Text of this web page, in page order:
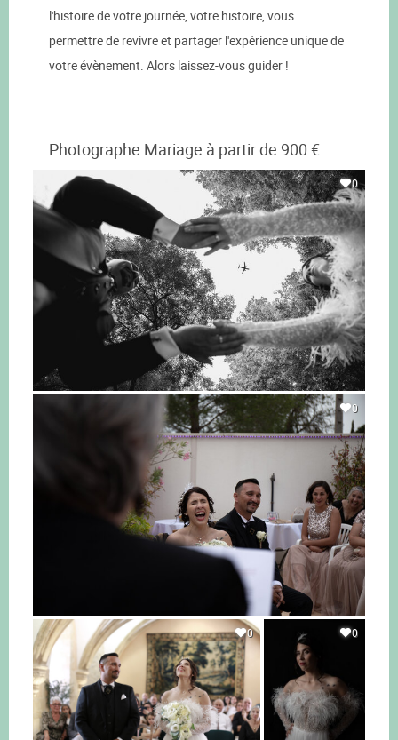
l'histoire de votre journée, votre histoire, vous
permettre de revivre et partager l'expérience unique de
votre évènement. Alors laissez-vous guider !
Photographe Mariage à partir de 900 €
0
0
0 0